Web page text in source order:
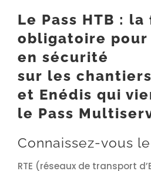
Le Pass HTB :
obligatoire
en sécurité
sur les chantiers
et Enédis qui
le Pass
Connaissez-vous le
RTE (réseaux de transport